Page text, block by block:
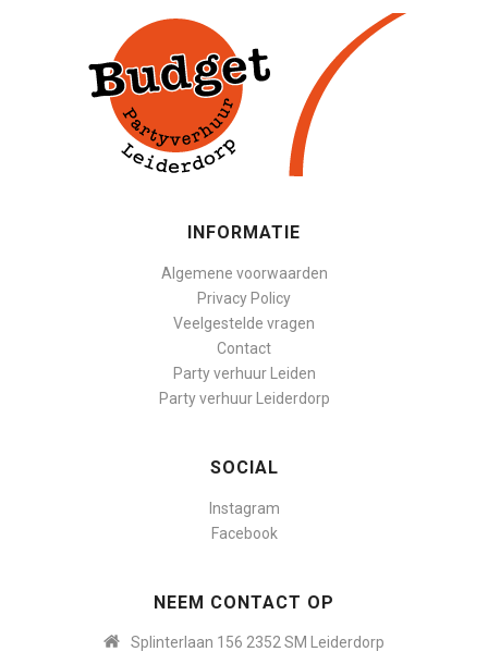
INFORMATIE
Algemene voorwaarden
Privacy Policy
Veelgestelde vragen
Contact
Party verhuur Leiden
Party verhuur Leiderdorp
SOCIAL
Instagram
Facebook
NEEM CONTACT OP
Splinterlaan 156 2352 SM Leiderdorp